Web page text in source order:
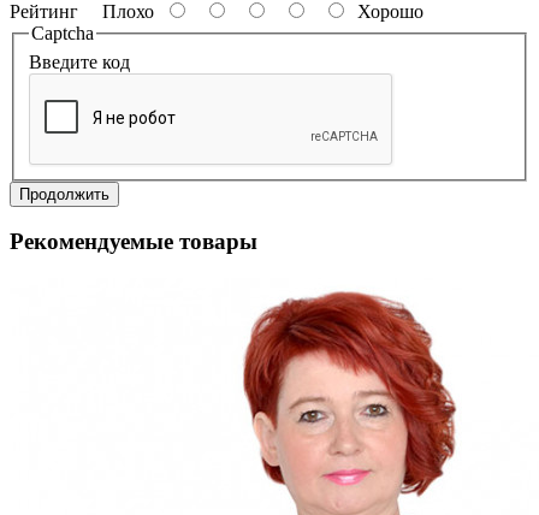
Рейтинг Плохо
Хорошо
Captcha
Введите код
Продолжить
Рекомендуемые товары